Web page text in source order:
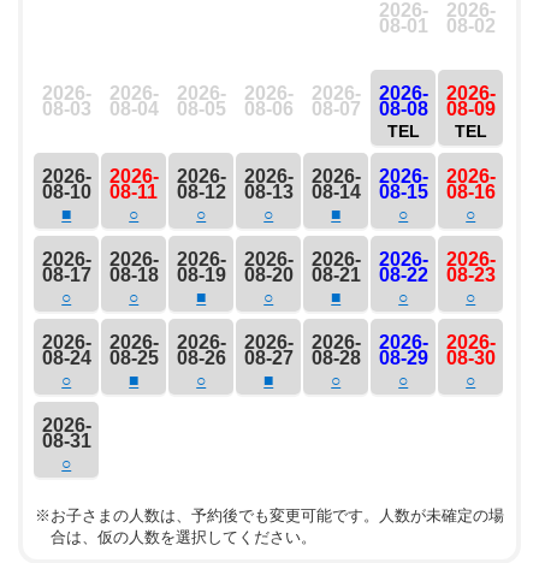
2026-
08-01
2026-
08-02
2026-
08-03
2026-
08-04
2026-
08-05
2026-
08-06
2026-
08-07
2026-
08-08
TEL
2026-
08-09
TEL
2026-
08-10
■
2026-
08-11
○
2026-
08-12
○
2026-
08-13
○
2026-
08-14
■
2026-
08-15
○
2026-
08-16
○
2026-
08-17
○
2026-
08-18
○
2026-
08-19
■
2026-
08-20
○
2026-
08-21
■
2026-
08-22
○
2026-
08-23
○
2026-
08-24
○
2026-
08-25
■
2026-
08-26
○
2026-
08-27
■
2026-
08-28
○
2026-
08-29
○
2026-
08-30
○
2026-
08-31
○
※お子さまの人数は、予約後でも変更可能です。人数が未確定の場
合は、仮の人数を選択してください。